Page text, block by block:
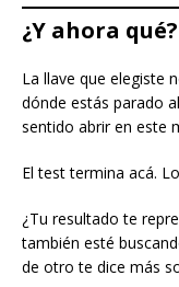
¿Y ahora qué?
La llave que elegiste
dónde estás parado
sentido abrir en este
El test termina acá.
¿Tu resultado te
también esté
de otro te dice más